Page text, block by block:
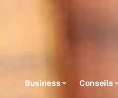
Business Conseils